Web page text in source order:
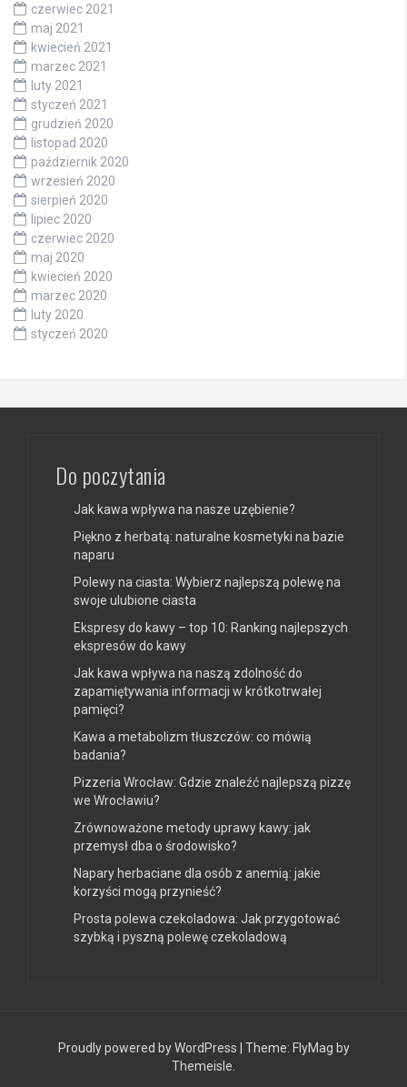
czerwiec 2021
maj 2021
kwiecień 2021
marzec 2021
luty 2021
styczeń 2021
grudzień 2020
listopad 2020
październik 2020
wrzesień 2020
sierpień 2020
lipiec 2020
czerwiec 2020
maj 2020
kwiecień 2020
marzec 2020
luty 2020
styczeń 2020
Do poczytania
Jak kawa wpływa na nasze uzębienie?
Piękno z herbatą: naturalne kosmetyki na bazie
naparu
Polewy na ciasta: Wybierz najlepszą polewę na
swoje ulubione ciasta
Ekspresy do kawy – top 10: Ranking najlepszych
ekspresów do kawy
Jak kawa wpływa na naszą zdolność do
zapamiętywania informacji w krótkotrwałej
pamięci?
Kawa a metabolizm tłuszczów: co mówią
badania?
Pizzeria Wrocław: Gdzie znaleźć najlepszą pizzę
we Wrocławiu?
Zrównoważone metody uprawy kawy: jak
przemysł dba o środowisko?
Napary herbaciane dla osób z anemią: jakie
korzyści mogą przynieść?
Prosta polewa czekoladowa: Jak przygotować
szybką i pyszną polewę czekoladową
Proudly powered by WordPress Theme: FlyMag by
Themeisle.